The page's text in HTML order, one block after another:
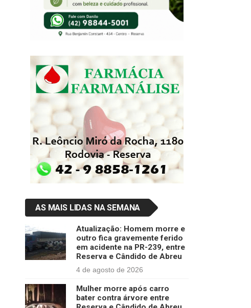
AS MAIS LIDAS NA SEMANA
Atualização: Homem morre e
outro fica gravemente ferido
em acidente na PR-239, entre
Reserva e Cândido de Abreu
4 de agosto de 2026
Mulher morre após carro
bater contra árvore entre